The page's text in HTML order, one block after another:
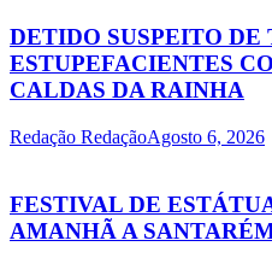
DETIDO SUSPEITO DE
ESTUPEFACIENTES
CALDAS DA RAINHA
Redação RedaçãoAgosto 6, 2026
FESTIVAL DE
AMANHÃ A